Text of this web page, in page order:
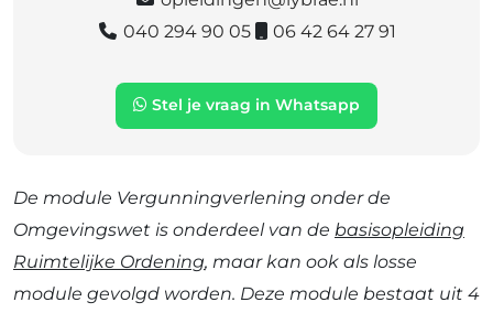
De module Vergunningverlening onder de
Omgevingswet is onderdeel van de basisopleiding
Ruimtelijke Ordening, maar kan ook als losse
module gevolgd worden. Deze module bestaat uit 4
040 294 90 05
06 42 64 27 91
Stel je vraag in Whatsapp